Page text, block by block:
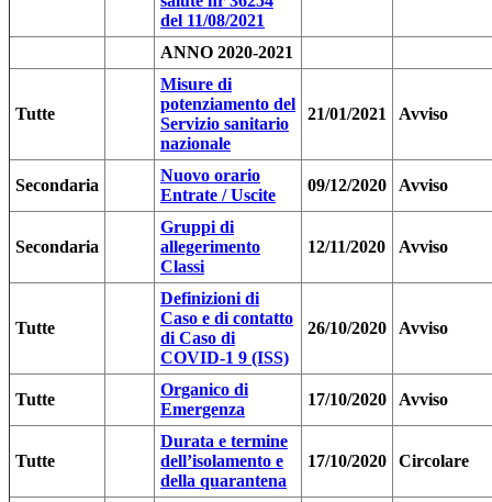
del 11/08/2021
ANNO 2020-2021
Tutte
Misure di
potenziamento del
Servizio sanitario
nazionale
21/01/2021 Avviso
Secondaria
Nuovo orario
Entrate / Uscite
09/12/2020 Avviso
Secondaria
Gruppi di
allegerimento
Classi
12/11/2020 Avviso
Tutte
Definizioni di
Caso e di contatto
di Caso di
COVID-1 9 (ISS)
26/10/2020 Avviso
Tutte
Organico di
Emergenza
17/10/2020 Avviso
Tutte
Durata e termine
dell’isolamento e
della quarantena
17/10/2020 Circolare